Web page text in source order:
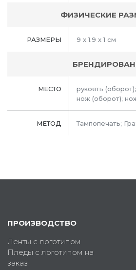
ФИЗИЧЕСКИЕ
РАЗМЕРЫ 9 x 1.9 x 1 см
МЕСТО
рукоять
нож (оборот);
МЕТОД Тампопечать;
ПРОИЗВОДСТВО
Ленты с логотипом
Пледы с логотипом на
заказ